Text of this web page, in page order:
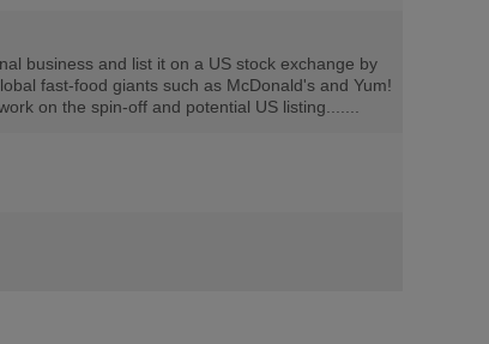
business and list it on a US stock exchange by
fast-food giants such as McDonald's and Yum!
on the spin-off and potential US listing.......